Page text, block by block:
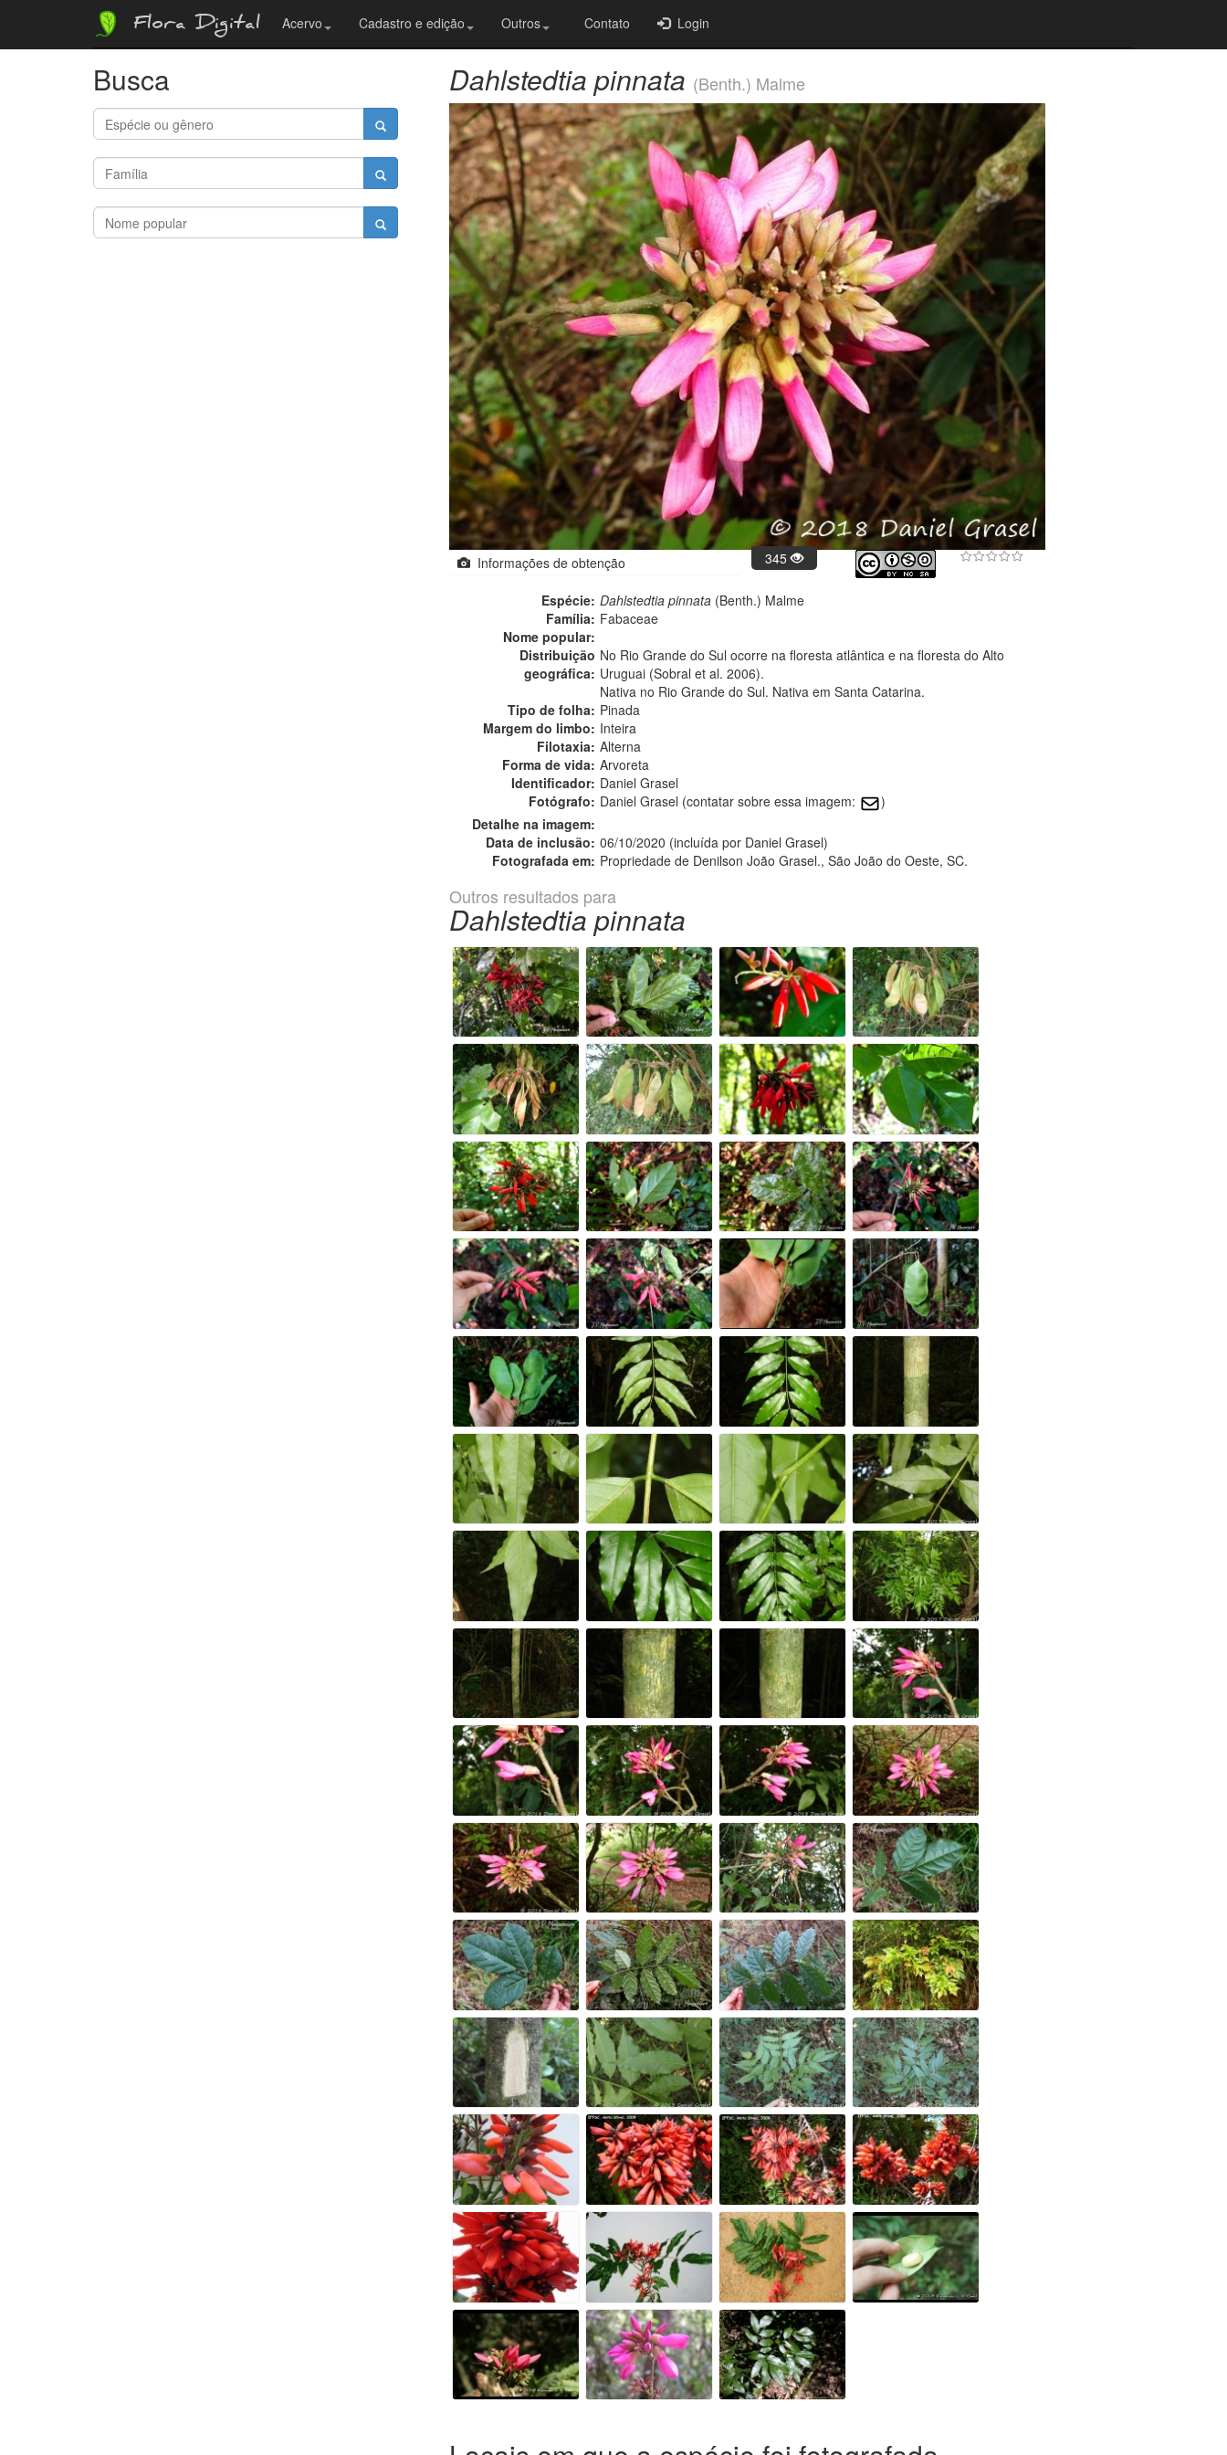
Flora Digital Acervo Cadastro e edição Outros Contato Login
Busca Dahlstedtia pinnata (Benth.) Malme
Informações de obtenção 345
Espécie: Dahlstedtia pinnata (Benth.) Malme
Família: Fabaceae
Nome popular:
Distribuição
geográfica:
No Rio Grande do Sul ocorre na floresta atlântica e na floresta do Alto
Uruguai (Sobral et al. 2006).
Nativa no Rio Grande do Sul. Nativa em Santa Catarina.
Tipo de folha: Pinada
Margem do limbo: Inteira
Filotaxia: Alterna
Forma de vida: Arvoreta
Identificador: Daniel Grasel
Fotógrafo: Daniel Grasel (contatar sobre essa imagem:
)
Detalhe na imagem:
Data de inclusão: 06/10/2020 (incluída por Daniel Grasel)
Fotografada em: Propriedade de Denilson João Grasel., São João do Oeste, SC.
Outros resultados para
Dahlstedtia pinnata